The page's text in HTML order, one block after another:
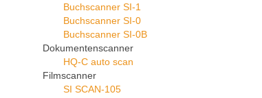
Buchscanner SI-1
Buchscanner SI-0
Buchscanner SI-0B
Dokumentenscanner
HQ-C auto scan
Filmscanner
SI SCAN-105